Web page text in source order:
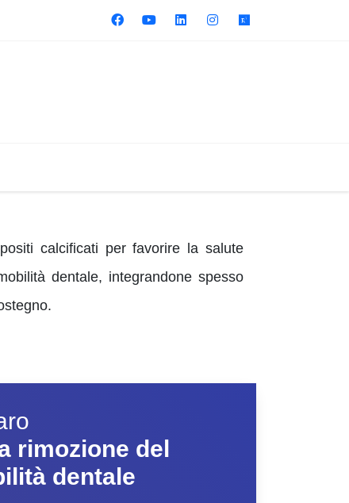
calcificati per favorire la salute
dentale, integrandone spesso
rimozione del
dentale